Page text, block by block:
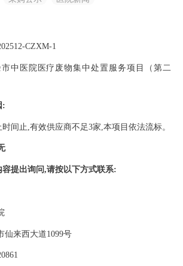
CZXM-1
市中医院医疗废物集中处置服务项目（第二
:
间止 ,有效供应商不足3家,本项目依法流标。
容提出询问,请按以下方式联系:
仙来西大道1099号